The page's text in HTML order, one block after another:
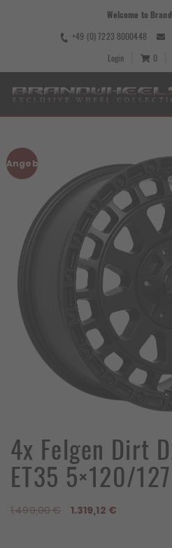
Welcome to
+49 (0) 7223 8000448
Login
0
Angebot!
4x Felgen Dirt
ET35 5×120/127
1.499,00€
Ursprünglicher
1.319,12 €Aktueller